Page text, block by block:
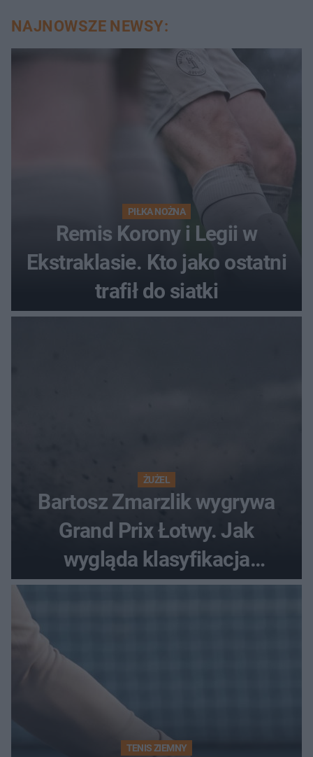
NAJNOWSZE NEWSY:
PIŁKA NOŻNA
Remis Korony i Legii w
Ekstraklasie. Kto jako ostatni
trafił do siatki
ŻUŻEL
Bartosz Zmarzlik wygrywa
Grand Prix Łotwy. Jak
wygląda klasyfikacja
generalna cyklu?
TENIS ZIEMNY